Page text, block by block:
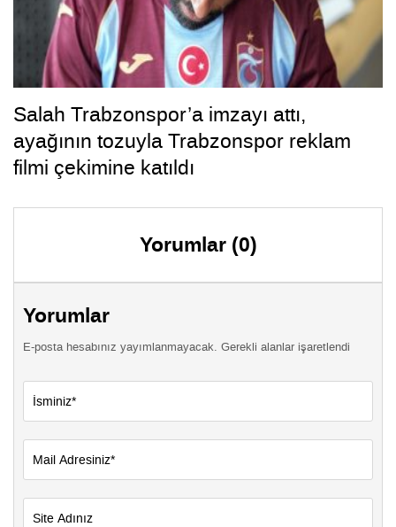
Salah Trabzonspor’a imzayı attı,
ayağının tozuyla Trabzonspor reklam
filmi çekimine katıldı
Yorumlar (0)
Yorumlar
E-posta hesabınız yayımlanmayacak. Gerekli alanlar işaretlendi